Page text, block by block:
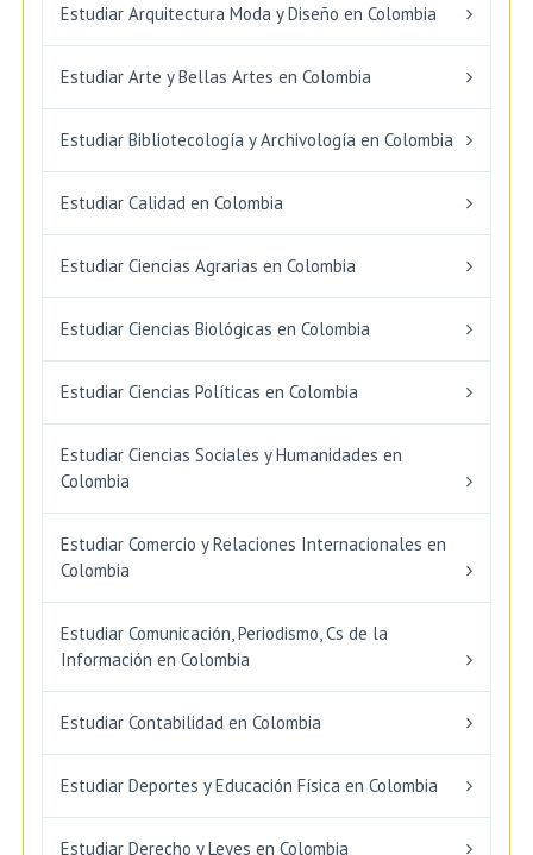
Estudiar Arquitectura Moda y Diseño en Colombia
Estudiar Arte y Bellas Artes en Colombia
Estudiar Bibliotecología y Archivología en Colombia
Estudiar Calidad en Colombia
Estudiar Ciencias Agrarias en Colombia
Estudiar Ciencias Biológicas en Colombia
Estudiar Ciencias Políticas en Colombia
Estudiar Ciencias Sociales y Humanidades en
Colombia
Estudiar Comercio y Relaciones Internacionales en
Colombia
Estudiar Comunicación, Periodismo, Cs de la
Información en Colombia
Estudiar Contabilidad en Colombia
Estudiar Deportes y Educación Física en Colombia
Estudiar Derecho y Leyes en Colombia